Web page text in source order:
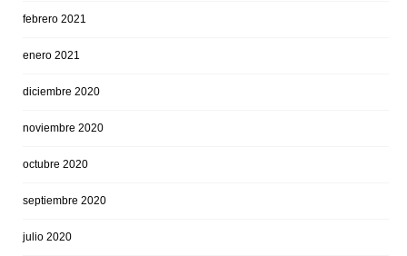
febrero 2021
enero 2021
diciembre 2020
noviembre 2020
octubre 2020
septiembre 2020
julio 2020